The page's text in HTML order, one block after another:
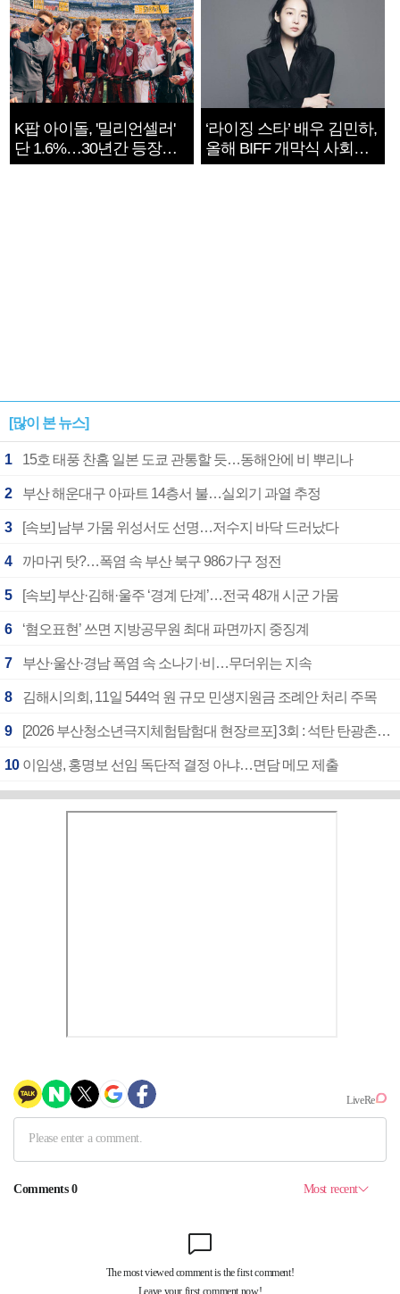
K팝 아이돌, '밀리언셀러'
단 1.6%…30년간 등장
1182개팀 전수조사
‘라이징 스타’ 배우 김민하,
올해 BIFF 개막식 사회자
확정
[많이 본 뉴스]
1 15호 태풍 찬홈 일본 도쿄 관통할 듯…동해안에 비 뿌리나
2 부산 해운대구 아파트 14층서 불…실외기 과열 추정
3 [속보] 남부 가뭄 위성서도 선명…저수지 바닥 드러났다
4 까마귀 탓?…폭염 속 부산 북구 986가구 정전
5 [속보] 부산·김해·울주 ‘경계 단계’…전국 48개 시군 가뭄
6 ‘혐오표현’ 쓰면 지방공무원 최대 파면까지 중징계
7 부산·울산·경남 폭염 속 소나기·비…무더위는 지속
8 김해시의회, 11일 544억 원 규모 민생지원금 조례안 처리 주목
9 [2026 부산청소년극지체험탐험대 현장르포] 3회 : 석탄 탄광촌에서 북극 연구의 중심지로
10 이임생, 홍명보 선임 독단적 결정 아냐…면담 메모 제출